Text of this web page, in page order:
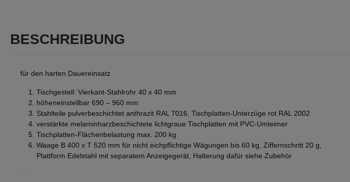
BESCHREIBUNG
für den harten Dauereinsatz
Tischgestell: Vierkant-Stahlrohr 40 x 40 mm
höheneinstellbar 690 – 960 mm
Stahlteile pulverbeschichtet anthrazit RAL 7016, Tischplatten-Unterzüge rot RAL 2002
verstärkte melaminharzbeschichtete lichtgraue Tischplatten mit PVC-Umleimer
Tischplatten-Flächenbelastung max. 200 kg
Waage B 400 x T 520 mm für nicht eichpflichtige Wägungen bis 60 kg, Ziffernschritt 20 g,
Plattform Edelstahl mit separatem Anzeigegerät, Halterung dafür siehe Zubehör